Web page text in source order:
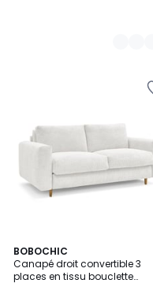
BOBOCHIC
Canapé droit convertible 3
places en tissu bouclette
10
Couleurs